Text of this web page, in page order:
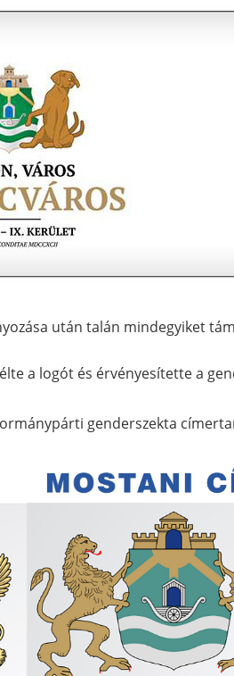
után talán mindegyiket
a logót és érvényesítette a
genderszekta